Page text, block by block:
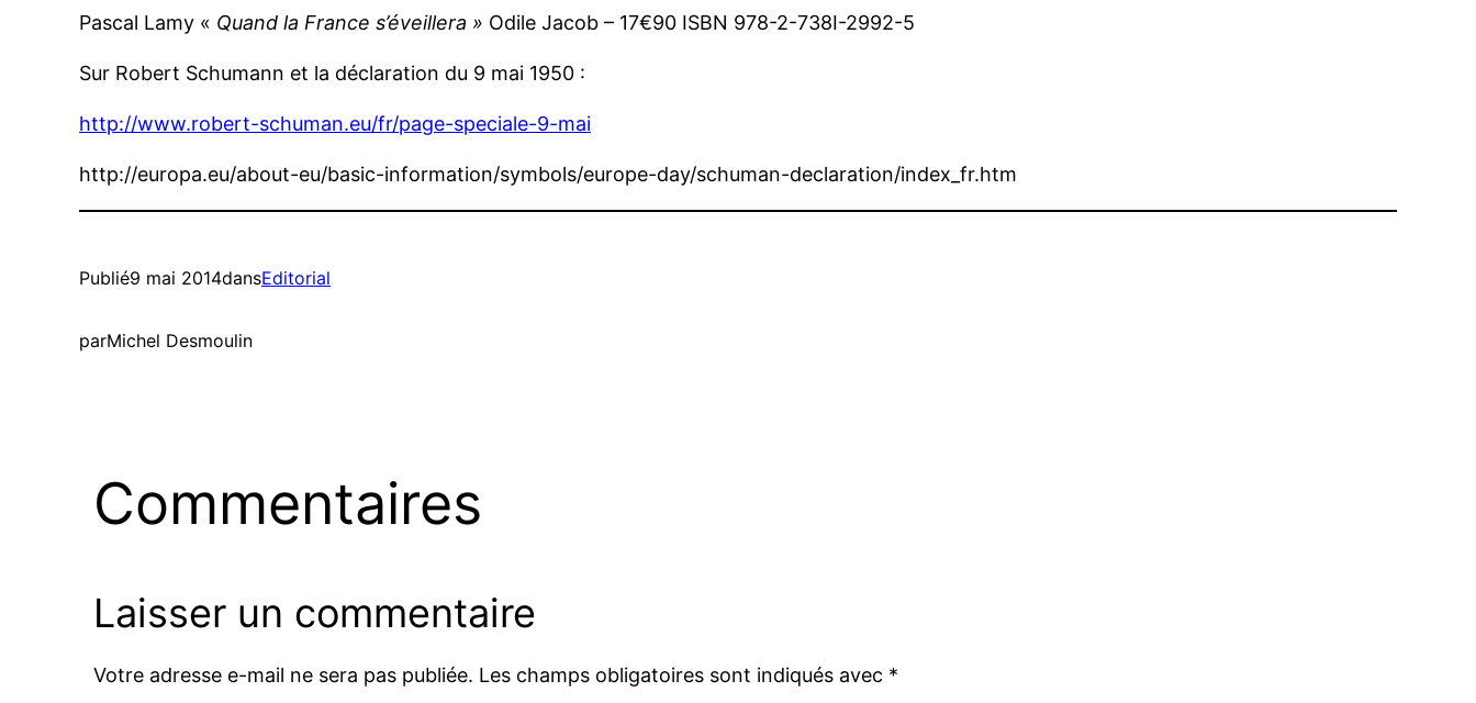
Pascal Lamy « Quand la France s’éveillera » Odile Jacob – 17€90 ISBN 978-2-738I-2992-5
Sur Robert Schumann et la déclaration du 9 mai 1950 :
http://www.robert-schuman.eu/fr/page-speciale-9-mai
http://europa.eu/about-eu/basic-information/symbols/europe-day/schuman-declaration/index_fr.htm
Publié9 mai 2014dansEditorial
parMichel Desmoulin
Commentaires
Laisser un commentaire
Votre adresse e-mail ne sera pas publiée. Les champs obligatoires sont indiqués avec *